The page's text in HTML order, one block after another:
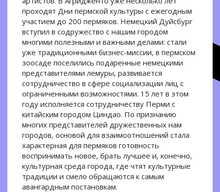
проходят Дни пермской культуры с ежегодным
участием до 200 пермяков. Немецкий Дуйсбург
вступил в содружество с нашим городом
многими полезными и важными делами: стали
уже традиционными бизнес-миссии, в пермском
зоосаде поселились подаренные немецкими
представителями лемуры, развивается
сотрудничество в сфере социализации лиц с
ограниченными возможностями. 15 лет в этом
году исполняется сотрудничеству Перми с
китайским городом Циндао. По признанию
многих представителей дружественных нам
городов, основой для взаимоотношений стала
характерная для пермяков готовность
воспринимать новое, брать лучшее и, конечно,
культурная среда города, где чтят культурные
традиции и смело обращаются к самым
авангардным постановкам.